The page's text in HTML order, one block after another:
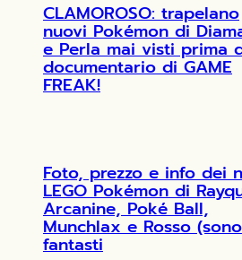
CLAMOROSO: trapelano
nuovi Pokémon di
e Perla mai visti prima
documentario di GAME
FREAK!
Foto, prezzo e info dei
LEGO Pokémon di
Arcanine, Poké Ball,
Munchlax e Rosso (sono
fantasti